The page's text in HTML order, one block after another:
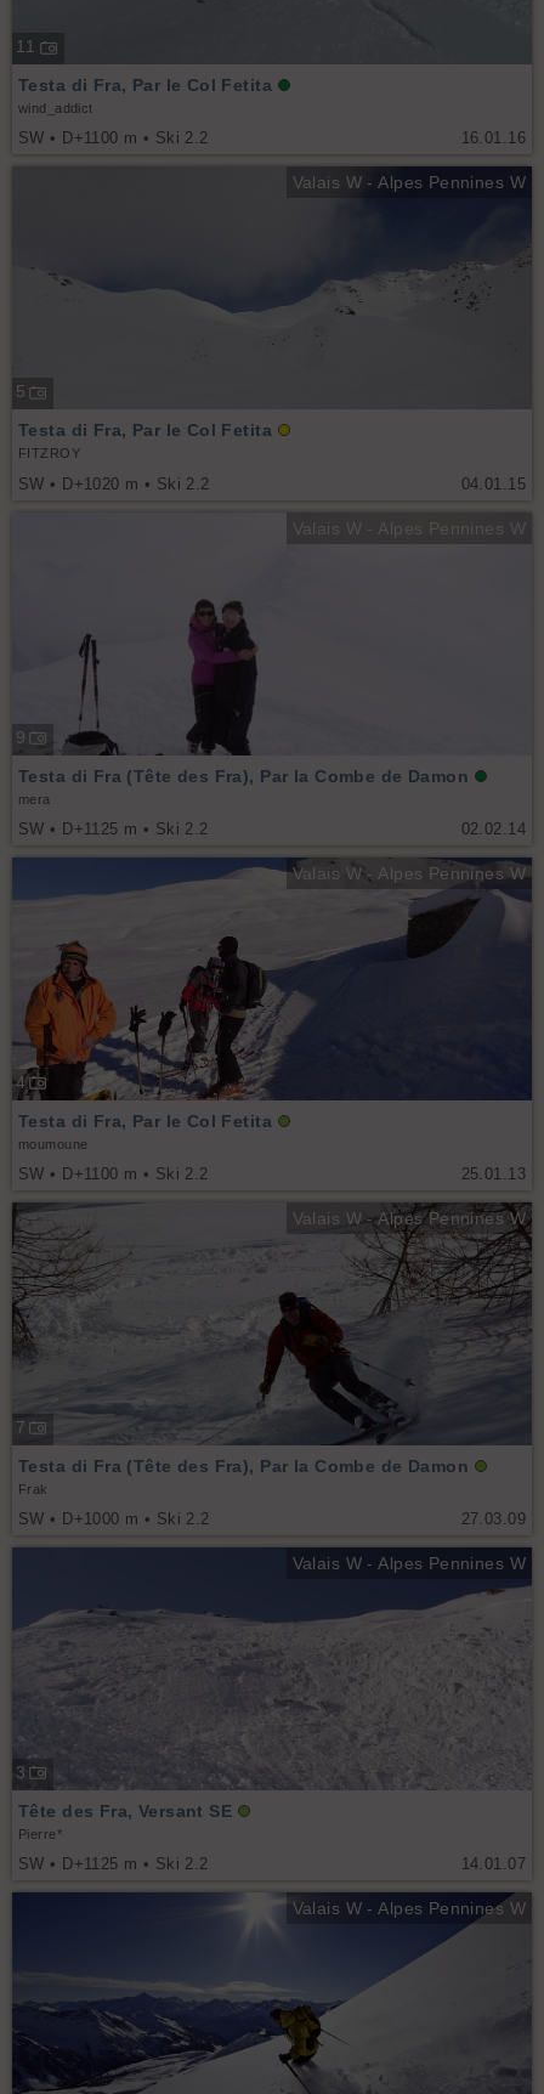
11
16.01.16
Testa di Fra, Par le Col Fetita
wind_addict
SW • D+1100 m • Ski 2.2
Valais W - Alpes Pennines W
5
04.01.15
Testa di Fra, Par le Col Fetita
FITZROY
SW • D+1020 m • Ski 2.2
Valais W - Alpes Pennines W
9
02.02.14
Testa di Fra (Tête des Fra), Par la Combe de Damon
mera
SW • D+1125 m • Ski 2.2
Valais W - Alpes Pennines W
4
25.01.13
Testa di Fra, Par le Col Fetita
moumoune
SW • D+1100 m • Ski 2.2
Valais W - Alpes Pennines W
7
27.03.09
Testa di Fra (Tête des Fra), Par la Combe de Damon
Frak
SW • D+1000 m • Ski 2.2
Valais W - Alpes Pennines W
3
14.01.07
Tête des Fra, Versant SE
Pierre*
SW • D+1125 m • Ski 2.2
Valais W - Alpes Pennines W